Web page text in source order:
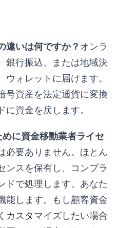
違いは何ですか？ オンラ
銀行振込、または地域決
ォレットに届けます。
号資産を法定通貨に変換
に資金を戻します。
に資金移動業者ライセ
必要ありません。ほとん
ンスを保有し、コンプラ
ドで処理します。あなた
能します。もし顧客資金
カスタマイズしたい場合